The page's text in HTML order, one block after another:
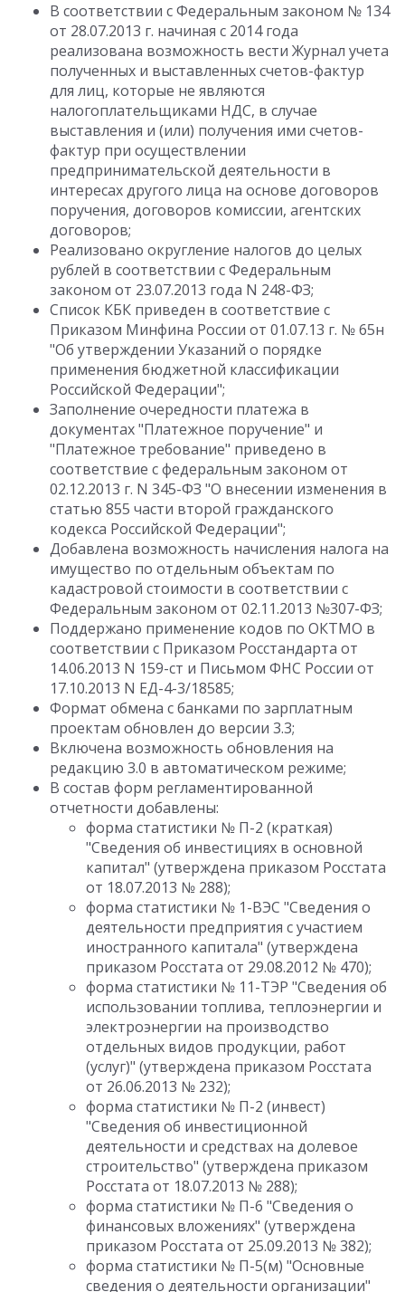
В соответствии с Федеральным законом № 134
от 28.07.2013 г. начиная с 2014 года
реализована возможность вести Журнал учета
полученных и выставленных счетов-фактур
для лиц, которые не являются
налогоплательщиками НДС, в случае
выставления и (или) получения ими счетов-
фактур при осуществлении
предпринимательской деятельности в
интересах другого лица на основе договоров
поручения, договоров комиссии, агентских
договоров;
Реализовано округление налогов до целых
рублей в соответствии с Федеральным
законом от 23.07.2013 года N 248-ФЗ;
Список КБК приведен в соответствие с
Приказом Минфина России от 01.07.13 г. № 65н
"Об утверждении Указаний о порядке
применения бюджетной классификации
Российской Федерации";
Заполнение очередности платежа в
документах "Платежное поручение" и
"Платежное требование" приведено в
соответствие с федеральным законом от
02.12.2013 г. N 345-ФЗ "О внесении изменения в
статью 855 части второй гражданского
кодекса Российской Федерации";
Добавлена возможность начисления налога на
имущество по отдельным объектам по
кадастровой стоимости в соответствии с
Федеральным законом от 02.11.2013 №307-ФЗ;
Поддержано применение кодов по ОКТМО в
соответствии с Приказом Росстандарта от
14.06.2013 N 159-ст и Письмом ФНС России от
17.10.2013 N ЕД-4-3/18585;
Формат обмена с банками по зарплатным
проектам обновлен до версии 3.3;
Включена возможность обновления на
редакцию 3.0 в автоматическом режиме;
В состав форм регламентированной
отчетности добавлены:
форма статистики № П-2 (краткая)
"Сведения об инвестициях в основной
капитал" (утверждена приказом Росстата
от 18.07.2013 № 288);
форма статистики № 1-ВЭС "Сведения о
деятельности предприятия с участием
иностранного капитала" (утверждена
приказом Росстата от 29.08.2012 № 470);
форма статистики № 11-ТЭР "Сведения об
использовании топлива, теплоэнергии и
электроэнергии на производство
отдельных видов продукции, работ
(услуг)" (утверждена приказом Росстата
от 26.06.2013 № 232);
форма статистики № П-2 (инвест)
"Сведения об инвеcтиционной
деятельности и средствах на долевое
строительство" (утверждена приказом
Росстата от 18.07.2013 № 288);
форма статистики № П-6 "Сведения о
финансовых вложениях" (утверждена
приказом Росстата от 25.09.2013 № 382);
форма статистики № П-5(м) "Основные
сведения о деятельности организации"